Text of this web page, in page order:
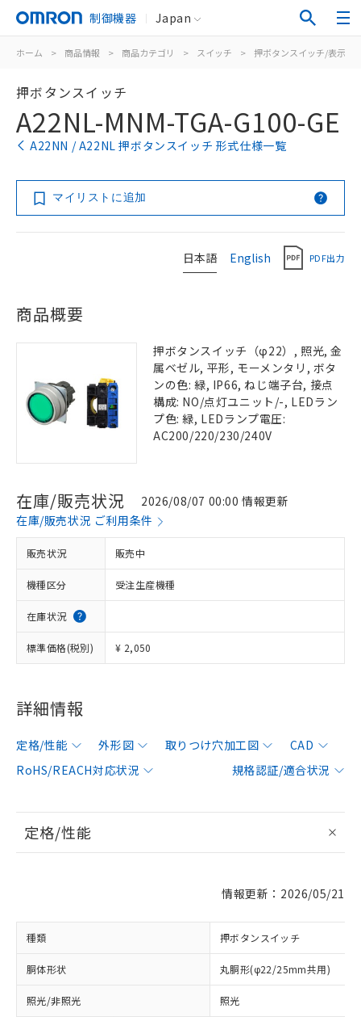
制御機器 Japan
ホーム > 商品情報 > 商品カテゴリ > スイッチ > 押ボタンスイッチ/表示灯
押ボタンスイッチ
A22NL-MNM-TGA-G100-GE
A22NN / A22NL 押ボタンスイッチ 形式仕様一覧
マイリストに追加
日本語 English PDF出力
商品概要
押ボタンスイッチ（φ22）, 照光, 金
属ベゼル, 平形, モーメンタリ, ボタ
ンの色: 緑, IP66, ねじ端子台, 接点
構成: NO/点灯ユニット/-, LEDラン
プ色: 緑, LEDランプ電圧:
AC200/220/230/240V
在庫/販売状況
2026/08/07 00:00 情報更新
在庫/販売状況 ご利用条件
販売状況 販売中
機種区分 受注生産機種
在庫状況
標準価格(税別) ¥ 2,050
詳細情報
定格/性能 外形図 取りつけ穴加工図
CAD
RoHS/REACH対応状況
規格認証/適合状況
定格/性能
情報更新：2026/05/21
種類 押ボタンスイッチ
胴体形状 丸胴形(φ22/25mm共用)
照光/非照光 照光